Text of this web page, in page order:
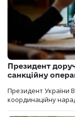
Президент
санкційну
Президент України
координаційну